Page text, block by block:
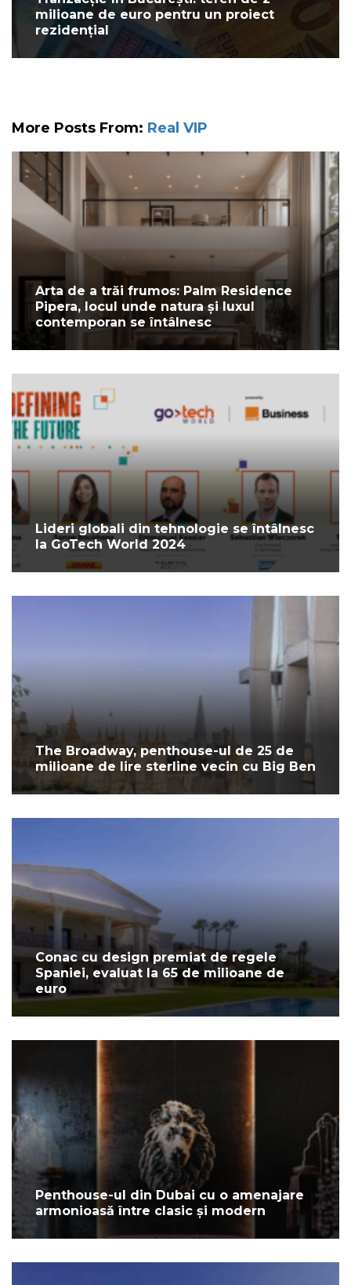
milioane de euro pentru un proiect
rezidențial
More Posts From: Real VIP
Arta de a trăi frumos: Palm Residence
Pipera, locul unde natura și luxul
contemporan se întâlnesc
Lideri globali din tehnologie se întâlnesc
la GoTech World 2024
The Broadway, penthouse-ul de 25 de
milioane de lire sterline vecin cu Big Ben
Conac cu design premiat de regele
Spaniei, evaluat la 65 de milioane de
euro
Penthouse-ul din Dubai cu o amenajare
armonioasă între clasic și modern